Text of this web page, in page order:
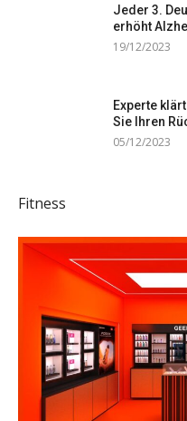
Jeder 3.
erhöht
19/12/2023
Experte
Sie Ihren
05/12/2023
Fitness